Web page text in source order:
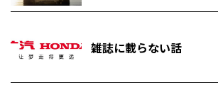
雑誌に載らない話